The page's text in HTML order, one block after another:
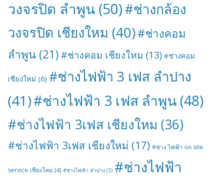
วงจรปิด ลำพูน (50)#ช่างกล้อง
วงจรปิด เชียงใหม (40)#ช่างคอม
ลำพูน (21) #ช่างคอม เชียงใหม (13) #ช่างคอม
เชียงใหม่ (6) #ช่างไฟฟ้า 3 เฟส ลำปาง
(41)#ช่างไฟฟ้า 3 เฟส ลำพูน (48)
#ช่างไฟฟ้า 3เฟส เชียงใหม (36)
#ช่างไฟฟ้า 3เฟส เชียงใหม่ (17) #ช่าง ไฟฟ้า on site
service เชียงใหม่ (4) #ช่างไฟฟ้า ลำปาง (3) #ช่างไฟฟ้า